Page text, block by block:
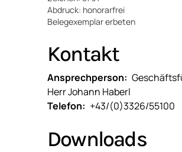
Abdruck: honorarfrei
Belegexemplar erbeten
Kontakt
Ansprechperson
Herr Johann Haberl
Telefon
+43/(0)3326/55100
Downloads